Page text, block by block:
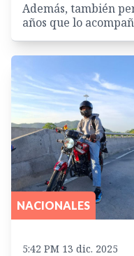
Además, también
años que lo
NACIONALES
5:42 PM 13 dic. 2025